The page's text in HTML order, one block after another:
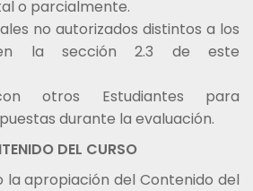
o parcialmente.
no autorizados distintos a los
la sección 2.3 de este
otros Estudiantes para
durante la evaluación.
DEL CURSO
la apropiación del Contenido del